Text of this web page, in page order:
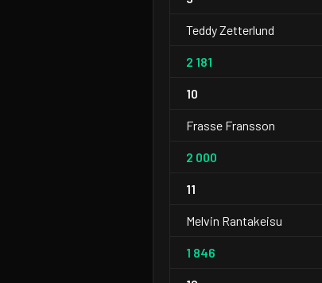
Teddy Zetterlund
2 181
10
Frasse Fransson
2 000
11
Melvin Rantakeisu
1 846